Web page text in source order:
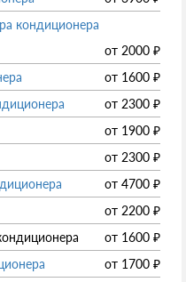
кондиционера
от 2000 ₽
от 1600 ₽
от 2300 ₽
от 1900 ₽
от 2300 ₽
от 4700 ₽
от 2200 ₽
от 1600 ₽
от 1700 ₽